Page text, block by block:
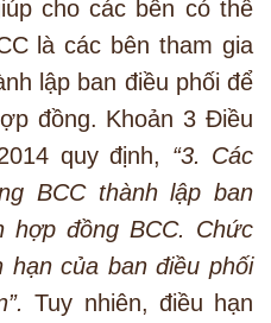
cho các bên có thể
là các bên tham gia
lập ban điều phối để
đồng. Khoản 3 Điều
quy định, “3. Các
BCC thành lập ban
hợp đồng BCC. Chức
hạn của ban điều phối
Tuy nhiên, điều hạn